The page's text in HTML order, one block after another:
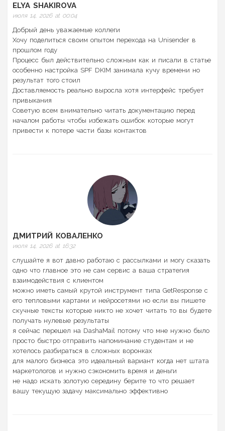
ELYA SHAKIROVA
июля 14, 2026 at 00:04
Добрый день уважаемые коллеги
Хочу поделиться своим опытом перехода на Unisender в
прошлом году
Процесс был действительно сложным как и писали в статье
особенно настройка SPF DKIM занимала кучу времени но
результат того стоил
Доставляемость реально выросла хотя интерфейс требует
привыкания
Советую всем внимательно читать документацию перед
началом работы чтобы избежать ошибок которые могут
привести к потере части базы контактов
ДМИТРИЙ КОВАЛЕНКО
июля 14, 2026 at 16:32
слушайте я вот давно работаю с рассылками и могу сказать
одно что главное это не сам сервис а ваша стратегия
взаимодействия с клиентом
можно иметь самый крутой инструмент типа GetResponse с
его тепловыми картами и нейросетями но если вы пишете
скучные тексты которые никто не хочет читать то вы будете
получать нулевые результаты
я сейчас перешел на DashaMail потому что мне нужно было
просто быстро отправить напоминание студентам и не
хотелось разбираться в сложных воронках
для малого бизнеса это идеальный вариант когда нет штата
маркетологов и нужно сэкономить время и деньги
не надо искать золотую середину берите то что решает
вашу текущую задачу максимально эффективно